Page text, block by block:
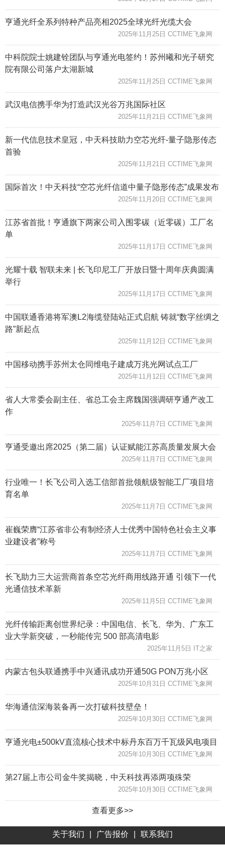
亨通光纤全系列特种产品亮相2025全球光纤光缆大会
2025年11月25日 CCTIME飞象网
中科院院士姚建铨团队与亨通光电签约！苏州曦和光子研究
院有限公司落户太湖新城
2025年11月25日 CCTIME飞象网
武汉电信携手华为打造武汉光谷万兆国际社区
2025年11月21日 CCTIME飞象网
新一代信息技术皇冠，中天科技助力空芯光纤-量子隐形传态
首验
2025年11月21日 CCTIME飞象网
国际首次！中天科技“空芯光纤信道中量子隐形传态”成果发布
2025年11月20日 CCTIME飞象网
江苏省首批！亨通旗下两家公司入围零碳（近零碳）工厂名
单
2025年11月17日 CCTIME飞象网
光耀十载 智联未来 | 长飞印尼工厂开放日暨十周年庆典圆满
举行
2025年11月17日 CCTIME飞象网
中国联通香港将军澳L2海缆登陆站正式启航 铸就“数字丝绸之
路”新起点
2025年11月12日 CCTIME飞象网
中国移动携手苏州太仓同维电子建成万兆光网试点工厂
2025年11月12日 CCTIME飞象网
省人大常委会副主任、省总工会主席魏国强调研亨通产改工
作
2025年11月7日 CCTIME飞象网
亨通受邀出席2025（第二届）认证赋能江苏高质量发展大会
2025年11月7日 CCTIME飞象网
行业唯一！长飞公司入选工信部首批领航级智能工厂项目培
育名单
2025年11月7日 CCTIME飞象网
崔巍荣膺“江苏省非公有制经济人士优秀中国特色社会主义事
业建设者”称号
2025年11月7日 CCTIME飞象网
长飞助力三大运营商首条空芯光纤商用线路开通 引领下一代
光通信技术革新
2025年11月5日 CCTIME飞象网
光纤传输距离创世界纪录：中国电信、长飞、华为、广东工
业大学新突破，一秒能传完 500 部高清电影
2025年11月5日 IT之家
内蒙古包头联通携手中兴通讯成功开通50G PON万兆小区
2025年10月31日 CCTIME飞象网
华海通信深海装备再一次打破科技壁垒！
2025年10月30日 CCTIME飞象网
亨通光电±500kV直流核心技术中标丹东百万千瓦级风电项目
2025年10月30日 CCTIME飞象网
第27届上市公司金牛奖揭晓，中天科技再添两项殊荣
2025年10月30日 CCTIME飞象网
查看更多>>
关于我们 广告报价 联系我们